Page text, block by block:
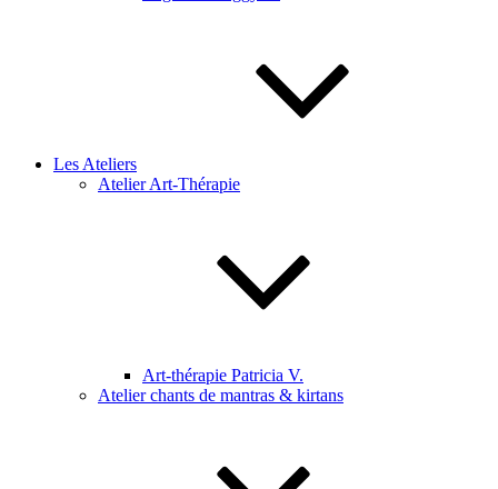
Les Ateliers
Atelier Art-Thérapie
Art-thérapie Patricia V.
Atelier chants de mantras & kirtans